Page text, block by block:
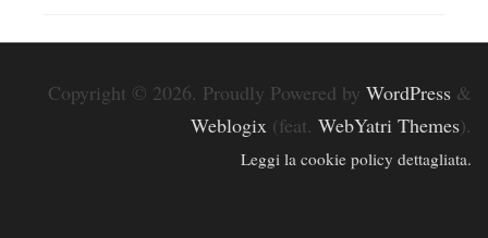
Copyright © 2026. Proudly Powered by WordPress &
Weblogix (feat. WebYatri Themes).
Leggi la cookie policy dettagliata.